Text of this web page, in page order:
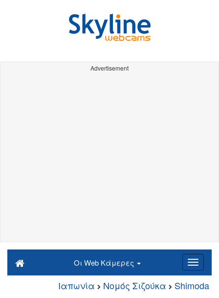
Advertisement
Οι Web Κάμερες
Ιαπωνία Νομός Σιζούκα Shimoda